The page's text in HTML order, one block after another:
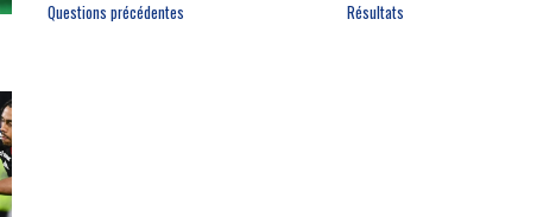
Questions précédentes Résultats